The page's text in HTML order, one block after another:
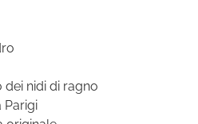
dei nidi di ragno
Parigi